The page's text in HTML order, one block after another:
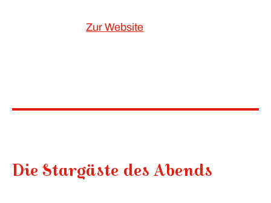
Zur Website
Die Stargäste des Abends